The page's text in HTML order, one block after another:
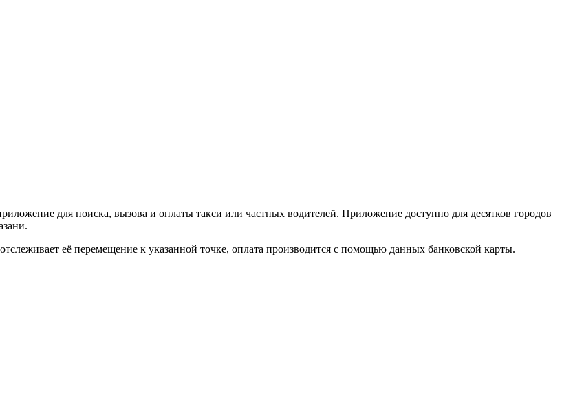
для поиска, вызова и оплаты такси или частных водителей. Приложение доступно для десятков городов
её перемещение к указанной точке, оплата производится с помощью данных банковской карты.